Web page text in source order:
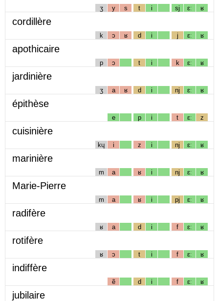
ʒ y s t i sj ɛː ʁ
cordillère
k ɔ ʁ d i j ɛː ʁ
apothicaire
p ɔ t i k ɛː ʁ
jardinière
ʒ a ʁ d i nj ɛː ʁ
épithèse
e p i t ɛː z
cuisinière
kɥ i z i nj ɛː ʁ
marinière
m a ʁ i nj ɛː ʁ
Marie-Pierre
m a ʁ i pj ɛː ʁ
radifère
ʁ a d i f ɛː ʁ
rotifère
ʁ ɔ t i f ɛː ʁ
indiffère
ẽ d i f ɛː ʁ
jubilaire